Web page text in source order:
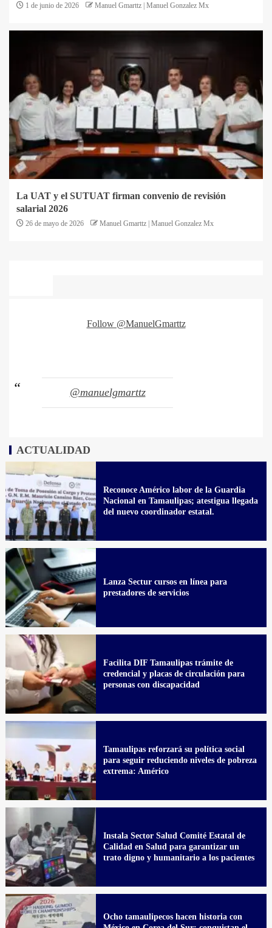
1 de junio de 2026 Manuel Gmarttz | Manuel Gonzalez Mx
La UAT y el SUTUAT firman convenio de revisión
salarial 2026
26 de mayo de 2026 Manuel Gmarttz | Manuel Gonzalez Mx
Follow @ManuelGmarttz
@manuelgmarttz
ACTUALIDAD
Reconoce Américo labor de la Guardia
Nacional en Tamaulipas; atestigua llegada
del nuevo coordinador estatal.
Lanza Sectur cursos en línea para
prestadores de servicios
Facilita DIF Tamaulipas trámite de
credencial y placas de circulación para
personas con discapacidad
Tamaulipas reforzará su política social
para seguir reduciendo niveles de pobreza
extrema: Américo
Instala Sector Salud Comité Estatal de
Calidad en Salud para garantizar un
trato digno y humanitario a los pacientes
Ocho tamaulipecos hacen historia con